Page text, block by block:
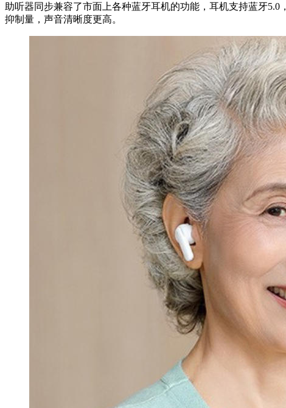
助听器同步兼容了市面上各种蓝牙耳机的功能，耳机支持蓝牙
抑制量，声音清晰度更高。